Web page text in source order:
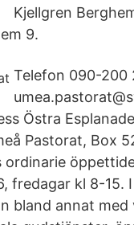
Kjellgren
9.
Telefon 090-200
Östra
Pastorat, Box
ordinarie
fredagar kl 8-15.
bland annat